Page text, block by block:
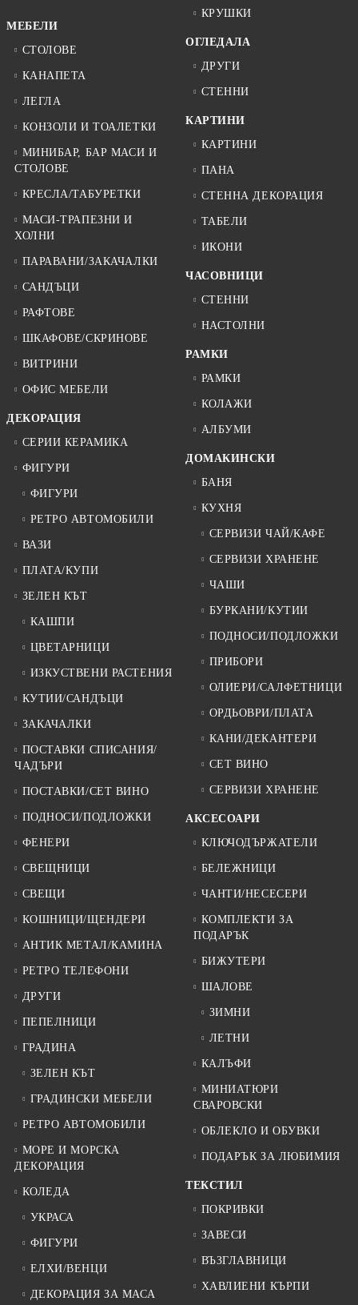
МЕБЕЛИ
СТОЛОВЕ
КАНАПЕТА
ЛЕГЛА
КОНЗОЛИ И ТОАЛЕТКИ
МИНИБАР, БАР МАСИ И
СТОЛОВЕ
КРЕСЛА/ТАБУРЕТКИ
МАСИ-ТРАПЕЗНИ И
ХОЛНИ
ПАРАВАНИ/ЗАКАЧАЛКИ
САНДЪЦИ
РАФТОВЕ
ШКАФОВЕ/СКРИНОВЕ
ВИТРИНИ
ОФИС МЕБЕЛИ
ДЕКОРАЦИЯ
СЕРИИ КЕРАМИКА
ФИГУРИ
ФИГУРИ
РЕТРО АВТОМОБИЛИ
ВАЗИ
ПЛАТА/КУПИ
ЗЕЛЕН КЪТ
КАШПИ
ЦВЕТАРНИЦИ
ИЗКУСТВЕНИ РАСТЕНИЯ
КУТИИ/САНДЪЦИ
ЗАКАЧАЛКИ
ПОСТАВКИ СПИСАНИЯ/
ЧАДЪРИ
ПОСТАВКИ/СЕТ ВИНО
ПОДНОСИ/ПОДЛОЖКИ
ФЕНЕРИ
СВЕЩНИЦИ
СВЕЩИ
КОШНИЦИ/ЩЕНДЕРИ
АНТИК МЕТАЛ/КАМИНА
РЕТРО ТЕЛЕФОНИ
ДРУГИ
ПЕПЕЛНИЦИ
ГРАДИНА
ЗЕЛЕН КЪТ
ГРАДИНСКИ МЕБЕЛИ
РЕТРО АВТОМОБИЛИ
МОРЕ И МОРСКА
ДЕКОРАЦИЯ
КОЛЕДА
УКРАСА
ФИГУРИ
ЕЛХИ/ВЕНЦИ
ДЕКОРАЦИЯ ЗА МАСА
КРУШКИ
ОГЛЕДАЛА
ДРУГИ
СТЕННИ
КАРТИНИ
КАРТИНИ
ПАНА
СТЕННА ДЕКОРАЦИЯ
ТАБЕЛИ
ИКОНИ
ЧАСОВНИЦИ
СТЕННИ
НАСТОЛНИ
РАМКИ
РАМКИ
КОЛАЖИ
АЛБУМИ
ДОМАКИНСКИ
БАНЯ
КУХНЯ
СЕРВИЗИ ЧАЙ/КАФЕ
СЕРВИЗИ ХРАНЕНЕ
ЧАШИ
БУРКАНИ/КУТИИ
ПОДНОСИ/ПОДЛОЖКИ
ПРИБОРИ
ОЛИЕРИ/САЛФЕТНИЦИ
ОРДЬОВРИ/ПЛАТА
КАНИ/ДЕКАНТЕРИ
СЕТ ВИНО
СЕРВИЗИ ХРАНЕНЕ
АКСЕСОАРИ
КЛЮЧОДЪРЖАТЕЛИ
БЕЛЕЖНИЦИ
ЧАНТИ/НЕСЕСЕРИ
КОМПЛЕКТИ ЗА
ПОДАРЪК
БИЖУТЕРИ
ШАЛОВЕ
ЗИМНИ
ЛЕТНИ
КАЛЪФИ
МИНИАТЮРИ
СВАРОВСКИ
ОБЛЕКЛО И ОБУВКИ
ПОДАРЪК ЗА ЛЮБИМИЯ
ТЕКСТИЛ
ПОКРИВКИ
ЗАВЕСИ
ВЪЗГЛАВНИЦИ
ХАВЛИЕНИ КЪРПИ